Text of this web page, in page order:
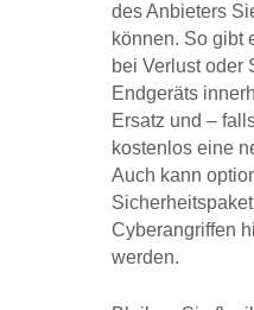
des Anbieters
können. So gibt
bei Verlust oder
Endgeräts
Ersatz und –
kostenlos eine
Auch kann
Cyberangriffen
werden.